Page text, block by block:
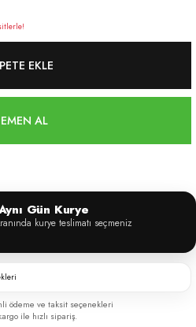
EKLE
AL
Gün Kurye
kurye teslimatı seçmeniz
ödeme ve taksit seçenekleri
ile hızlı sipariş.